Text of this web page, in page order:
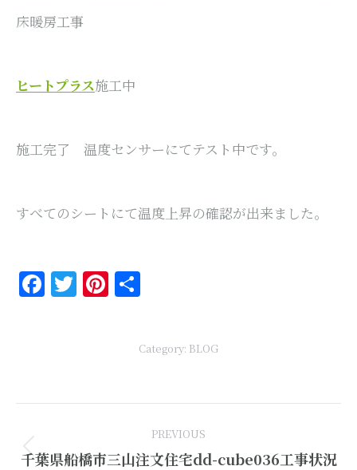
床暖房工事
ヒートプラス施工中
施工完了 温度センサーにてテスト中です。
すべてのシートにて温度上昇の確認が出来ました。
Facebook
Twitter
Pinterest
Category: BLOG
PREVIOUS
Previous
千葉県船橋市三山注文住宅dd-cube036工事状況